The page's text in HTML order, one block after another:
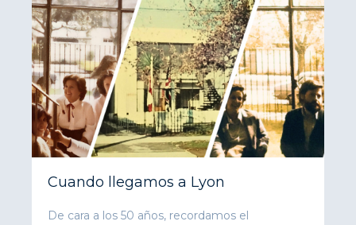
Cuando llegamos a Lyon
De cara a los 50 años, recordamos el